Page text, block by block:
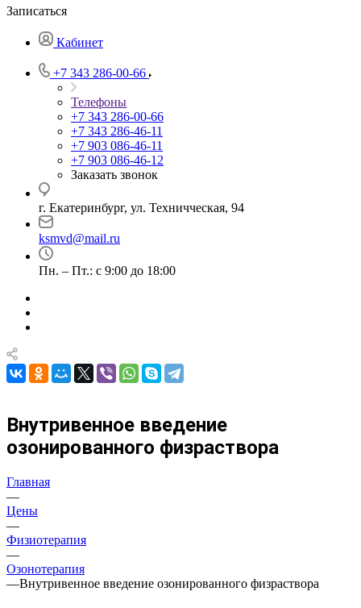
Записаться
Кабинет
+7 343 286-00-66
Телефоны
+7 343 286-00-66
+7 343 286-46-11
+7 903 086-46-11
+7 903 086-46-12
Заказать звонок
г. Екатеринбург, ул. Техничческая, 94
ksmvd@mail.ru
Пн. – Пт.: с 9:00 до 18:00
Внутривенное введение
озонированного физраствора
Главная
—
Цены
—
Физиотерапия
—
Озонотерапия
—Внутривенное введение озонированного физраствора